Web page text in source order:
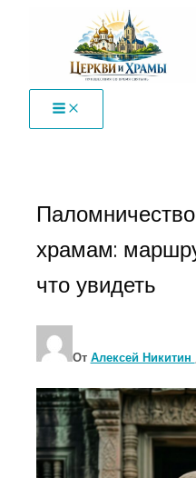
содержимому
храмам:
что увидеть
От Алексей Никитин